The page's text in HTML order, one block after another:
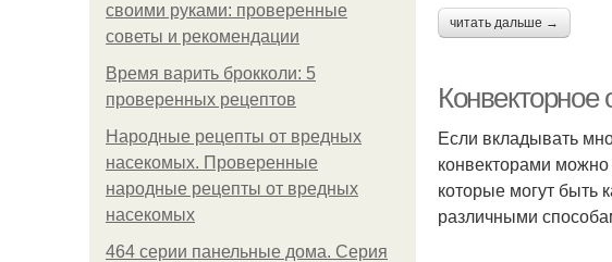
своими руками: проверенные
советы и рекомендации
Время варить брокколи: 5
проверенных рецептов
Народные рецепты от вредных
насекомых. Проверенные
народные рецепты от вредных
насекомых
464 серии панельные дома. Серия
читать дальше →
Конвекторное
Если вкладывать
конвекторами
которые могут быть
различными